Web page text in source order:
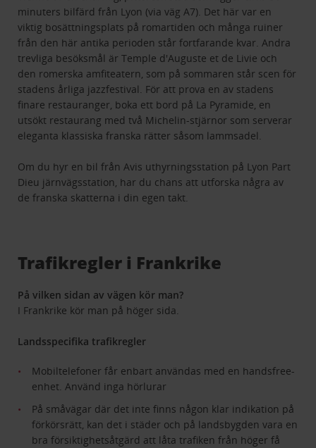
minuters bilfärd från Lyon (via väg A7). Det här var en
viktig bosättningsplats på romartiden och många ruiner
från den här antika perioden står fortfarande kvar. Andra
trevliga besöksmål är Temple d'Auguste et de Livie och
den romerska amfiteatern, som på sommaren står scen för
stadens årliga jazzfestival. För att prova en av stadens
finare restauranger, boka ett bord på La Pyramide, en
utsökt restaurang med två Michelin-stjärnor som serverar
eleganta klassiska franska rätter såsom lammsadel.
Om du hyr en bil från Avis uthyrningsstation på Lyon Part
Dieu järnvägsstation, har du chans att utforska några av
de franska skatterna i din egen takt.
Trafikregler i Frankrike
På vilken sidan av vägen kör man?
I Frankrike kör man på höger sida.
Landsspecifika trafikregler
Mobiltelefoner får enbart användas med en handsfree-
enhet. Använd inga hörlurar
På småvägar där det inte finns någon klar indikation på
förkörsrätt, kan det i städer och på landsbygden vara en
bra försiktighetsåtgärd att låta trafiken från höger få